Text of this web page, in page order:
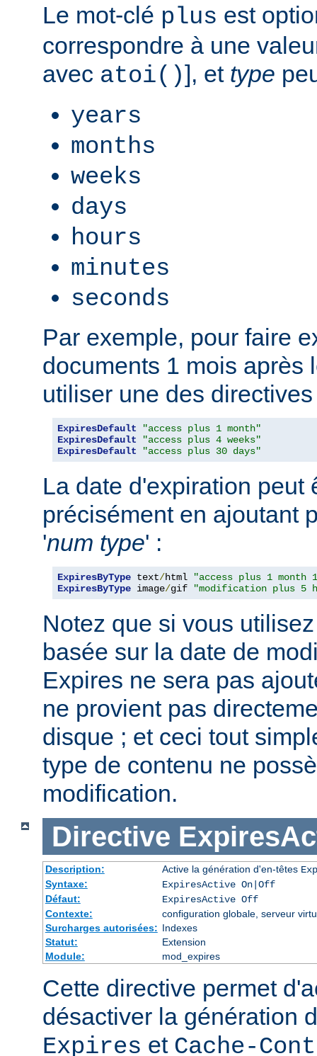
Le mot-clé plus est
correspondre à une
avec atoi()], et type
years
months
weeks
days
hours
minutes
seconds
Par exemple, pour faire
documents 1 mois après
utiliser une des
ExpiresDefault
"access plus 1 month"
ExpiresDefault
"access plus 4 weeks"
ExpiresDefault
"access plus 30 days"
La date d'expiration peut
précisément en ajoutant
'num type' :
ExpiresByType text/html
"access plus 1 month
ExpiresByType image/gif "modification plus 5
Notez que si vous
basée sur la date de
Expires ne sera pas
ne provient pas
disque ; et ceci tout
type de contenu ne
modification.
Directive
Description: Active la génération d'en-têtes
Syntaxe:
ExpiresActive On|Off
Défaut:
ExpiresActive Off
Contexte:
configuration globale, serveur
Surcharges autorisées: Indexes
Statut:
Extension
Module:
mod_expires
Cette directive permet
désactiver la génération
Expires et Cache-